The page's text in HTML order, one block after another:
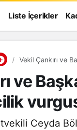
Liste İçerikler
Vekil Çankırı ve
ve
Ceyda